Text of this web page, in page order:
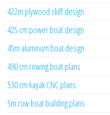
422m plywood skiff design
425 cm power boat design
45m aluminum boat design
490 cm rowing boat plans
530 cm kayak CNC plans
5m row boat building plans